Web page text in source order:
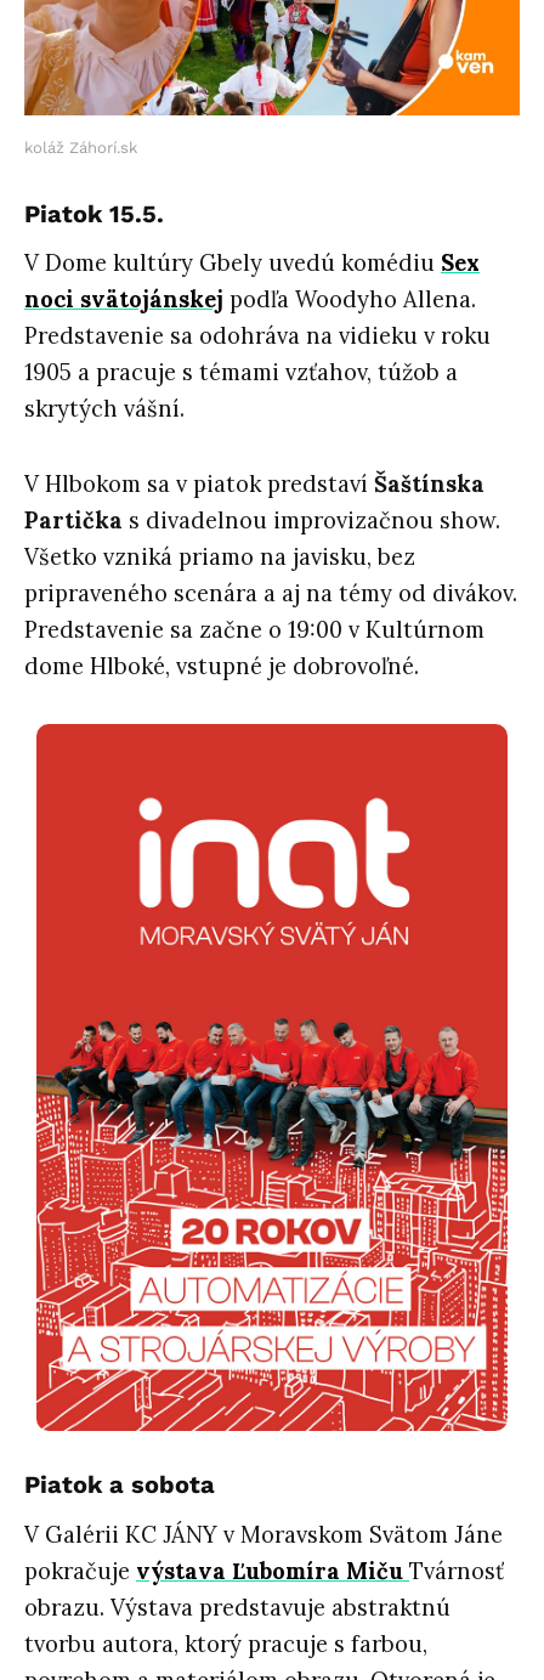
koláž Záhorí.sk
Piatok 15.5.
V Dome kultúry Gbely uvedú komédiu Sex
noci svätojánskej podľa Woodyho Allena.
Predstavenie sa odohráva na vidieku v roku
1905 a pracuje s témami vzťahov, túžob a
skrytých vášní.
V Hlbokom sa v piatok predstaví Šaštínska
Partička s divadelnou improvizačnou show.
Všetko vzniká priamo na javisku, bez
pripraveného scenára a aj na témy od divákov.
Predstavenie sa začne o 19:00 v Kultúrnom
dome Hlboké, vstupné je dobrovoľné.
Piatok a sobota
V Galérii KC JÁNY v Moravskom Svätom Jáne
pokračuje výstava Ľubomíra Miču Tvárnosť
obrazu. Výstava predstavuje abstraktnú
tvorbu autora, ktorý pracuje s farbou,